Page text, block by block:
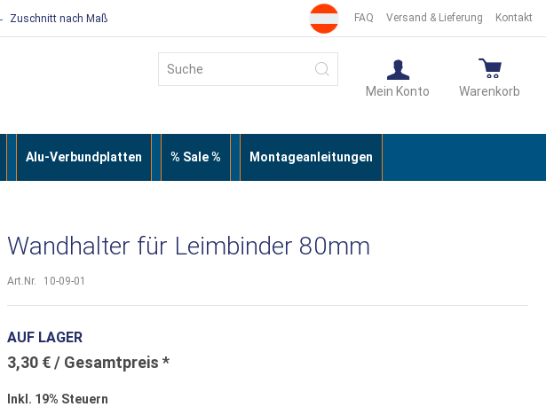
FAQ Versand & Lieferung Kontakt
Zuschnitt nach Maß
Warenkorb
Mein Konto
Suche
Alu-Verbundplatten % Sale % Montageanleitungen
Wandhalter für Leimbinder 80mm
Art.Nr. 10-09-01
AUF LAGER
3,30 €
Inkl. 19% Steuern